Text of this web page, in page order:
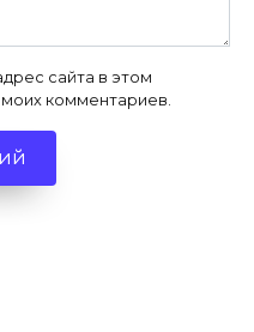
сайта в этом
комментариев.